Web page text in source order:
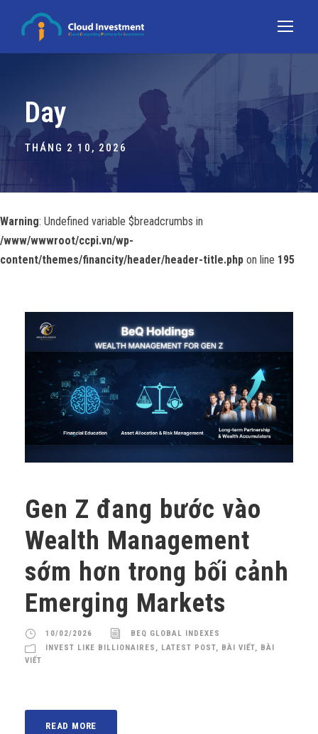
Day
THÁNG 2 10, 2026
Warning: Undefined variable $breadcrumbs in
/www/wwwroot/ccpi.vn/wp-
content/themes/financity/header/header-title.php on line 195
Gen Z đang bước vào
Wealth Management
sớm hơn trong bối cảnh
Emerging Markets
10/02/2026
BEQ GLOBAL INDEXES
INVEST LIKE BILLIONAIRES , LATEST POST, BÀI VIẾT, BÀI
VIẾT
READ MORE